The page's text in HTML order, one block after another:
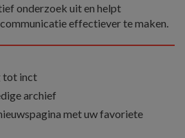
onderzoek uit en helpt
effectiever te maken.
tot inct
archief
met uw favoriete